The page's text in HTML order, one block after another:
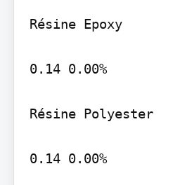
Résine Epoxy
0.14 0.00%
Résine Polyester
0.14 0.00%